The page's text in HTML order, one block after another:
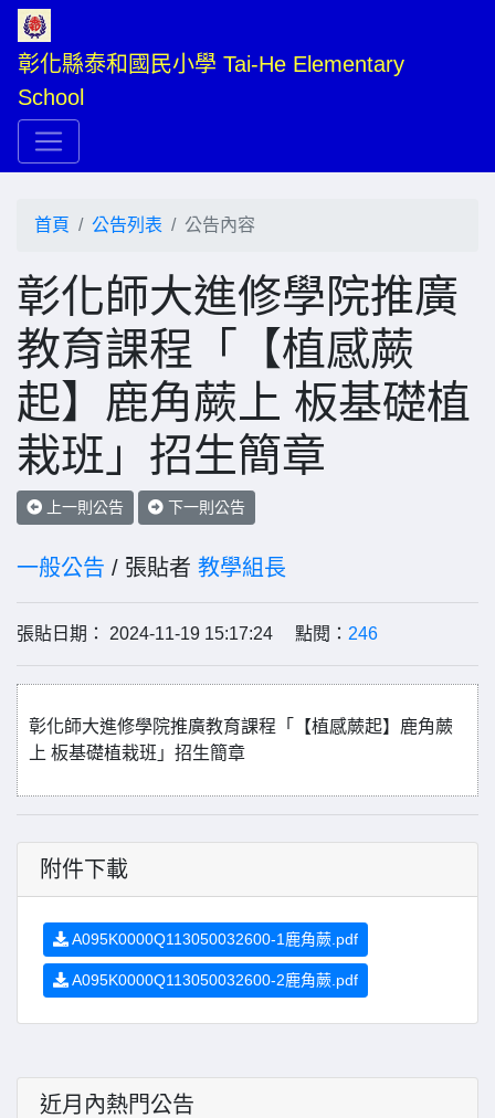
彰化縣泰和國民小學 Tai-He Elementary
School
首頁 公告列表 公告內容
彰化師大進修學院推廣
教育課程「【植感蕨
起】鹿角蕨上 板基礎植
栽班」招生簡章
上一則公告 下一則公告
一般公告 / 張貼者 教學組長
張貼日期： 2024-11-19 15:17:24 點閱： 246
彰化師大進修學院推廣教育課程「【植感蕨起】鹿角蕨
上 板基礎植栽班」招生簡章
附件下載
A095K0000Q113050032600-1鹿角蕨.pdf
A095K0000Q113050032600-2鹿角蕨.pdf
近月內熱門公告